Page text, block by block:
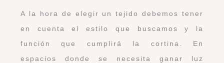
A la hora de elegir un tejido debemos tener
en cuenta el estilo que buscamos y la
función que cumplirá la cortina. En
espacios donde se necesita ganar luz